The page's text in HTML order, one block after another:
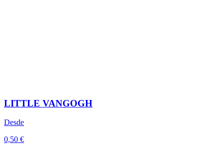
LITTLE VANGOGH
Desde
0,50 €